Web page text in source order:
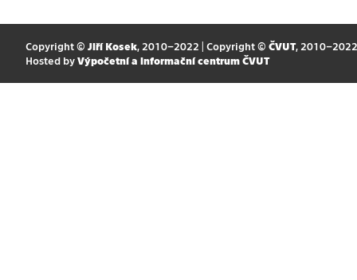
Copyright © Jiří Kosek, 2010–2022 | Copyright © ČVUT, 2010–2022
Hosted by Výpočetní a informační centrum ČVUT